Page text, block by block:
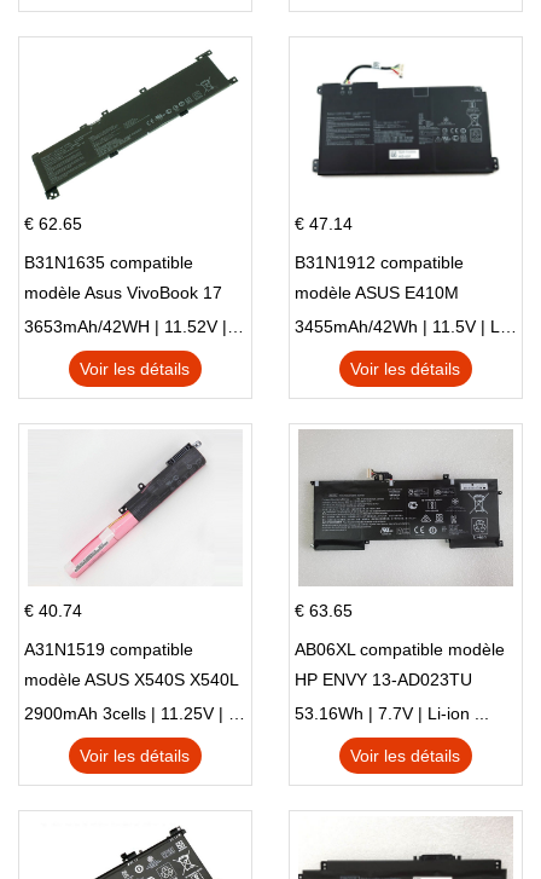
€ 62.65
B31N1635 compatible
modèle Asus VivoBook 17
X705NC X705UA X705UV
X705UN X705UD
3653mAh/42WH | 11.52V | Li-ion ...
Voir les détails
€ 47.14
B31N1912 compatible
modèle ASUS E410M
E410MA L410MA
3455mAh/42Wh | 11.5V | Li-ion ...
Voir les détails
€ 40.74
A31N1519 compatible
modèle ASUS X540S X540L
X540LA-SI302 X540SA
X540S
2900mAh 3cells | 11.25V | Li-ion ...
Voir les détails
€ 63.65
AB06XL compatible modèle
HP ENVY 13-AD023TU
HSTNN-DB8C 921438-855
TPN-I128
53.16Wh | 7.7V | Li-ion ...
Voir les détails